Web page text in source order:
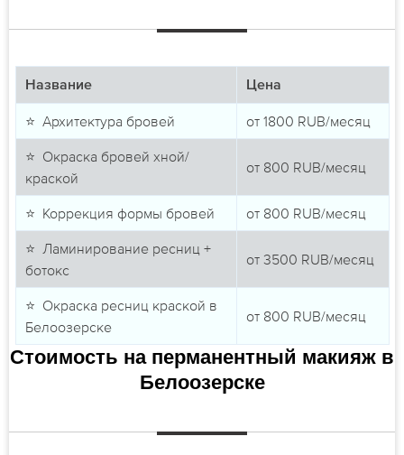
Название Цена
⭐ Архитектура бровей от 1800 RUB/месяц
⭐ Окраска бровей хной/
краской
от 800 RUB/месяц
⭐ Коррекция формы бровей от 800 RUB/месяц
⭐ Ламинирование ресниц +
ботокс
от 3500 RUB/месяц
⭐ Окраска ресниц краской в
Белоозерске
от 800 RUB/месяц
Стоимость на перманентный макияж в
Белоозерске